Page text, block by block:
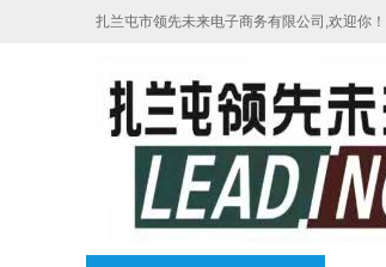
扎兰屯市领先未来电子商务有限公司,欢迎你！